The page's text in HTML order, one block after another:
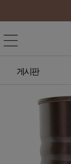
게시판